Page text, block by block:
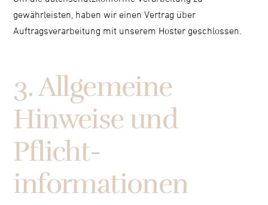
gewährleisten, haben wir einen Vertrag über
Auftragsverarbeitung mit unserem Hoster geschlossen.
3. Allgemeine
Hinweise und
Pflicht­
informationen